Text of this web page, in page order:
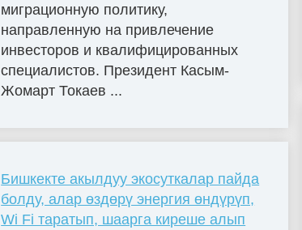
миграционную политику,
направленную на привлечение
инвесторов и квалифицированных
специалистов. Президент Касым-
Жомарт Токаев ...
Бишкекте акылдуу экосуткалар пайда
болду, алар өздөрү энергия өндүрүп,
Wi Fi таратып, шаарга киреше алып